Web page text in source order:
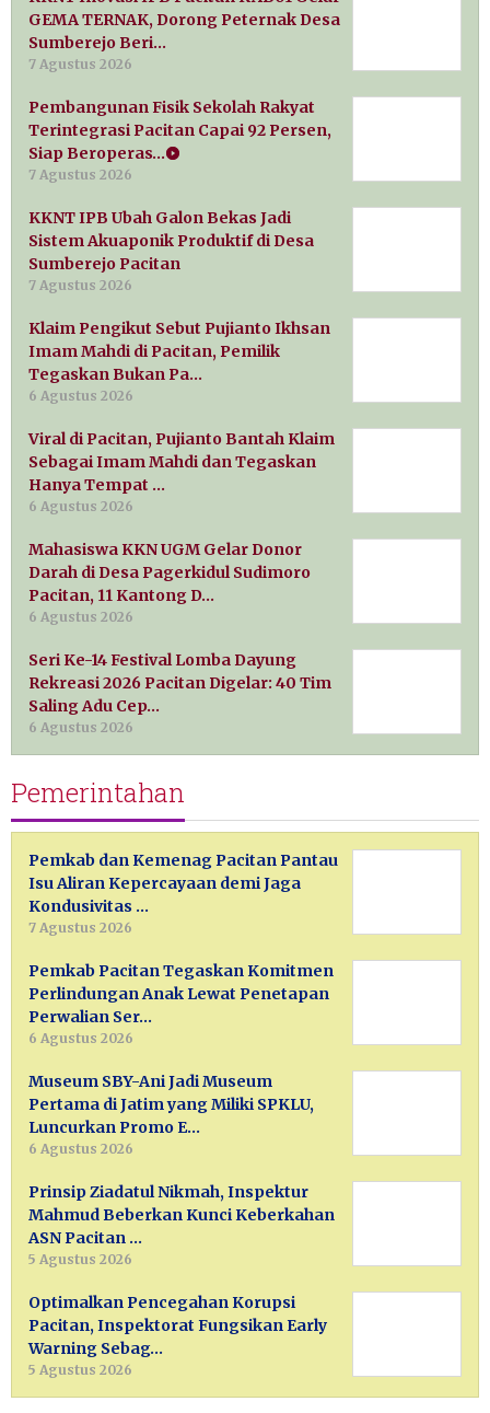
GEMA TERNAK, Dorong Peternak Desa
Sumberejo Beri…
7 Agustus 2026
Pembangunan Fisik Sekolah Rakyat
Terintegrasi Pacitan Capai 92 Persen,
Siap Beroperas…
7 Agustus 2026
KKNT IPB Ubah Galon Bekas Jadi
Sistem Akuaponik Produktif di Desa
Sumberejo Pacitan
7 Agustus 2026
Klaim Pengikut Sebut Pujianto Ikhsan
Imam Mahdi di Pacitan, Pemilik
Tegaskan Bukan Pa…
6 Agustus 2026
Viral di Pacitan, Pujianto Bantah Klaim
Sebagai Imam Mahdi dan Tegaskan
Hanya Tempat …
6 Agustus 2026
Mahasiswa KKN UGM Gelar Donor
Darah di Desa Pagerkidul Sudimoro
Pacitan, 11 Kantong D…
6 Agustus 2026
Seri Ke-14 Festival Lomba Dayung
Rekreasi 2026 Pacitan Digelar: 40 Tim
Saling Adu Cep…
6 Agustus 2026
Pemerintahan
Pemkab dan Kemenag Pacitan Pantau
Isu Aliran Kepercayaan demi Jaga
Kondusivitas …
7 Agustus 2026
Pemkab Pacitan Tegaskan Komitmen
Perlindungan Anak Lewat Penetapan
Perwalian Ser…
6 Agustus 2026
Museum SBY-Ani Jadi Museum
Pertama di Jatim yang Miliki SPKLU,
Luncurkan Promo E…
6 Agustus 2026
Prinsip Ziadatul Nikmah, Inspektur
Mahmud Beberkan Kunci Keberkahan
ASN Pacitan …
5 Agustus 2026
Optimalkan Pencegahan Korupsi
Pacitan, Inspektorat Fungsikan Early
Warning Sebag…
5 Agustus 2026